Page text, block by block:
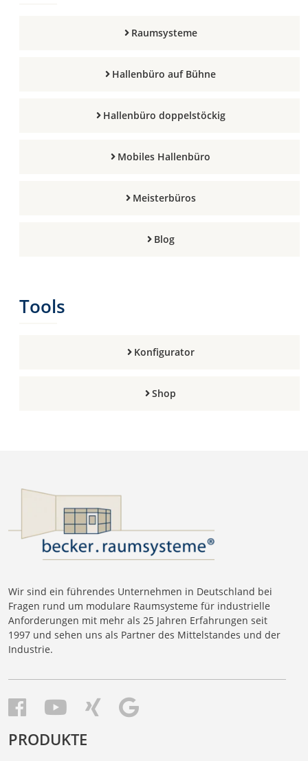
Raumsysteme
Hallenbüro auf Bühne
Hallenbüro doppelstöckig
Mobiles Hallenbüro
Meisterbüros
Blog
Tools
Konfigurator
Shop
Wir sind ein führendes Unternehmen in Deutschland bei
Fragen rund um modulare Raumsysteme für industrielle
Anforderungen mit mehr als 25 Jahren Erfahrungen seit
1997 und sehen uns als Partner des Mittelstandes und der
Industrie.
PRODUKTE